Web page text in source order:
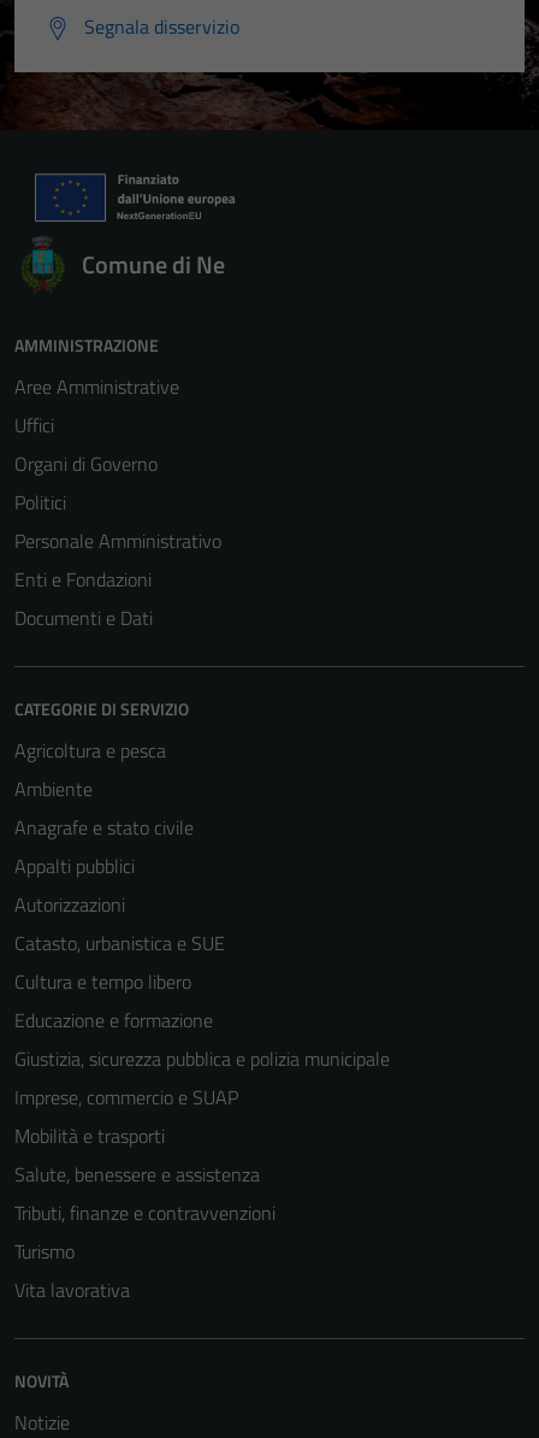
Segnala disservizio
Comune di Ne
AMMINISTRAZIONE
Aree Amministrative
Uffici
Organi di Governo
Politici
Personale Amministrativo
Enti e Fondazioni
Documenti e Dati
CATEGORIE DI SERVIZIO
Agricoltura e pesca
Ambiente
Anagrafe e stato civile
Appalti pubblici
Autorizzazioni
Catasto, urbanistica e SUE
Cultura e tempo libero
Educazione e formazione
Giustizia, sicurezza pubblica e polizia municipale
Imprese, commercio e SUAP
Mobilità e trasporti
Salute, benessere e assistenza
Tributi, finanze e contravvenzioni
Turismo
Vita lavorativa
NOVITÀ
Notizie
funzionamento
del sito e non
possono